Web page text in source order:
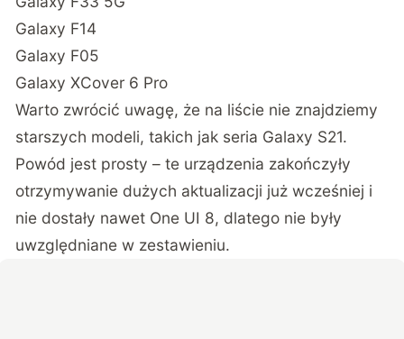
Galaxy F14
Galaxy F05
Galaxy XCover 6 Pro
Warto zwrócić uwagę, że na liście nie znajdziemy
starszych modeli, takich jak seria Galaxy S21.
Powód jest prosty – te urządzenia zakończyły
otrzymywanie dużych aktualizacji już wcześniej i
nie dostały nawet One UI 8, dlatego nie były
uwzględniane w zestawieniu.